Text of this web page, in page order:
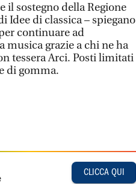
il sostegno della Regione
Idee di classica – spiegano
continuare ad
musica grazie a chi ne ha
tessera Arci. Posti limitati
di gomma.
CLICCA QUI